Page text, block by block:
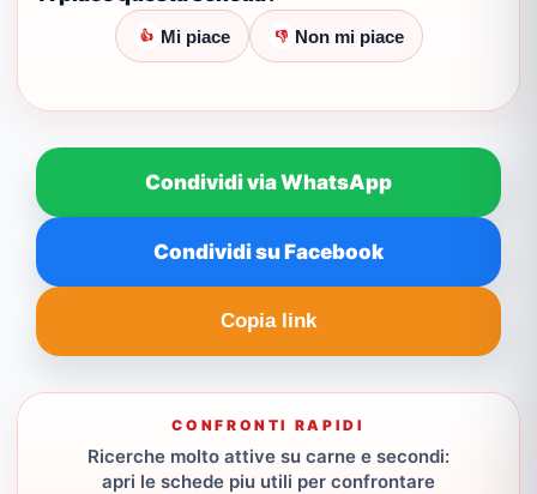
👍 Mi piace 👎 Non mi piace
Condividi via WhatsApp
Condividi su Facebook
Copia link
CONFRONTI RAPIDI
Ricerche molto attive su carne e secondi:
apri le schede piu utili per confrontare